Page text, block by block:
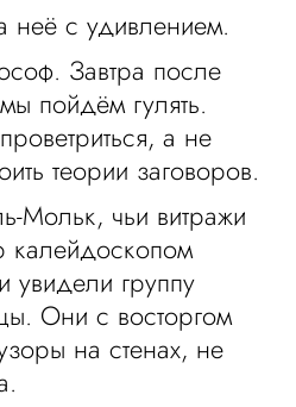
неё с удивлением.
Завтра после
пойдём гулять.
а не
теории заговоров.
Мольк, чьи витражи
калейдоскопом
увидели группу
Они с восторгом
на стенах, не